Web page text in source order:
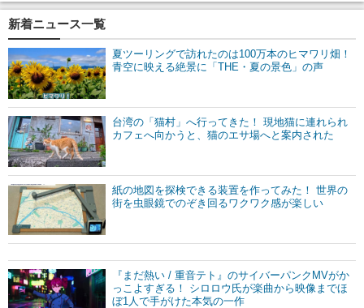
新着ニュース一覧
夏ツーリングで訪れたのは100万本のヒマワリ畑！
青空に映える絶景に「THE・夏の景色」の声
台湾の「猫村」へ行ってきた！ 現地猫に連れられ
カフェへ向かうと、猫のエサ場へと案内された
紙の地図を探検できる装置を作ってみた！ 世界の
街を虫眼鏡でのぞき回るワクワク感が楽しい
『まだ熱い / 重音テト』のサイバーパンクMVがか
っこよすぎる！ シロロウ氏が楽曲から映像までほ
ぼ1人で手がけた本気の一作